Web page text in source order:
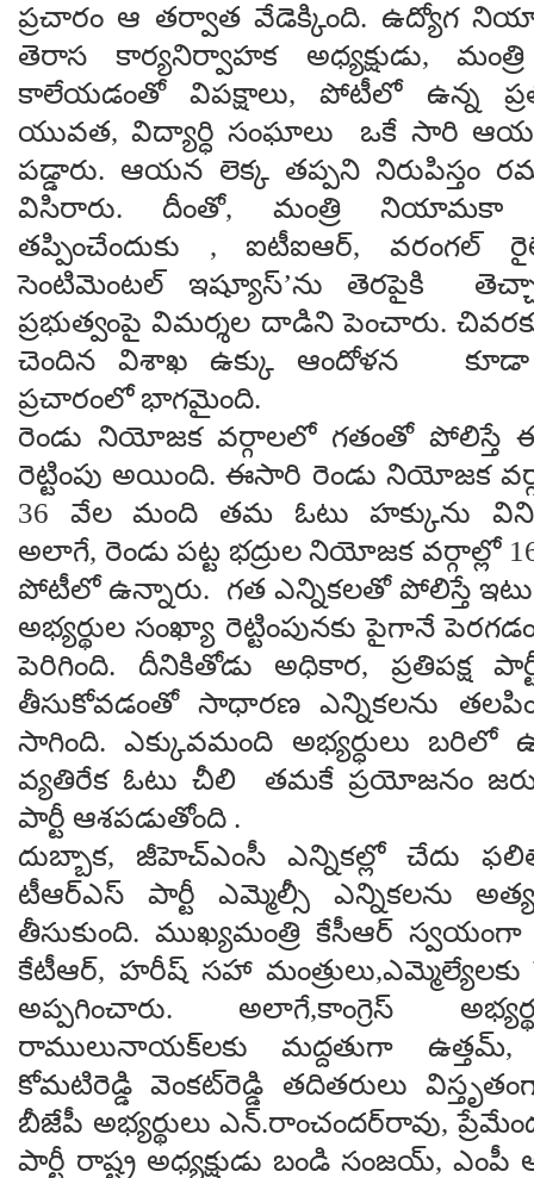
ప్రచారం ఆ తర్వాత వేడెక్కింది. ఉద్యోగ
తెరాస కార్యనిర్వాహక అధ్యక్షుడు,
కాలేయడంతో విపక్షాలు, పోటీలో ఉన్న
యువత, విద్యార్ధి సంఘాలు ఒకే సారి
పడ్డారు. ఆయన లెక్క తప్పని నిరుపిస్తం
విసిరారు. దీంతో, మంత్రి నియామకా
తప్పించేందుకు , ఐటీఐఆర్, వరంగల్
సెంటిమెంటల్ ఇష్యూస్’ను తెరపైకి
ప్రభుత్వంపై విమర్శల దాడిని పెంచారు.
చెందిన విశాఖ ఉక్కు ఆందోళన కూడా
ప్రచారంలో భాగమైంది.
రెండు నియోజక వర్గాలలో గతంతో పోలిస్తే
రెట్టింపు అయింది. ఈసారి రెండు నియోజక
36 వేల మంది తమ ఓటు హక్కును
అలాగే, రెండు పట్ట భద్రుల నియోజక వర్గాల్లో
పోటీలో ఉన్నారు. గత ఎన్నికలతో పోలిస్తే ఇటు
అభ్యర్థుల సంఖ్యా రెట్టింపునకు పైగానే
పెరిగింది. దీనికితోడు అధికార, ప్రతిపక్ష
తీసుకోవడంతో సాధారణ ఎన్నికలను
సాగింది. ఎక్కువమంది అభ్యర్ధులు బరిలో
వ్యతిరేక ఓటు చీలి తమకే ప్రయోజనం
పార్టీ ఆశపడుతోంది .
దుబ్బాక, జీహెచ్‌ఎంసీ ఎన్నికల్లో చేదు
టీఆర్‌ఎస్‌ పార్టీ ఎమ్మెల్సీ ఎన్నికలను
తీసుకుంది. ముఖ్యమంత్రి కేసీఆర్
కేటీఆర్, హరీష్ సహా
అప్పగించారు. అలాగే,కాంగ్రెస్‌
రాములునాయక్‌లకు మద్దతుగా ఉత్తమ్‌,
కోమటిరెడ్డి వెంకట్‌రెడ్డి తదితరులు
బీజేపీ అభ్యర్థులు ఎన్‌.రాంచందర్‌రావు,
పార్టీ రాష్ట్ర అధ్యక్షుడు బండి సంజయ్‌, ఎంపీ